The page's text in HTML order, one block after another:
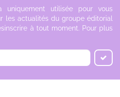
uniquement utilisée pour vous
les actualités du groupe éditorial
à tout moment. Pour plus